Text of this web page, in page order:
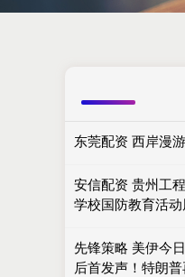
东莞配资 西岸漫
安信配资 贵州工
学校国防教育活
先锋策略 美伊今
后首发声！特朗